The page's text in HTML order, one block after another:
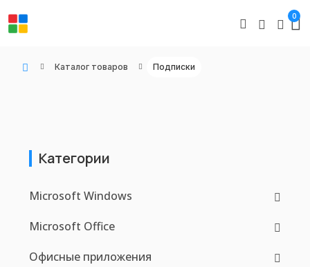
0
Каталог товаров Подписки
Категории
Microsoft Windows
Microsoft Office
Офисные приложения